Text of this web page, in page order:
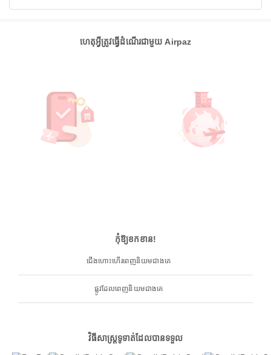
ហេតុអ្វីត្រូវធ្វើដំណើរជាមួយ Airpaz
កុំឱ្យខកខាន!
ជើងហោះហើរពេញនិយមជាងគេ
ផ្លូវដែលពេញនិយមជាងគេ
វិធីសាស្ត្រទូទាត់ដែលបានទទួល